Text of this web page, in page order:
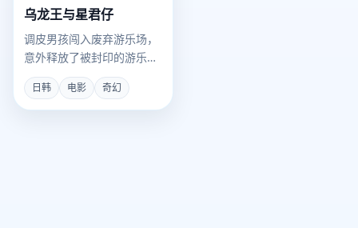
乌龙王与星君仔
调皮男孩闯入废弃游乐场，
意外释放了被封印的游乐场
守护神“乌龙王”。
日韩 电影 奇幻